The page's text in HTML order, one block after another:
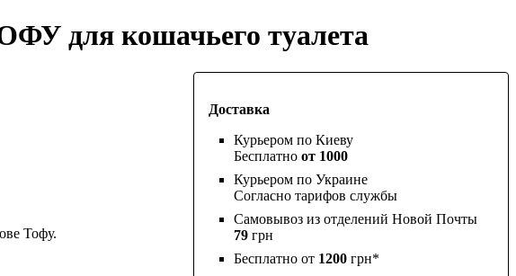
для кошачьего туалета
Доставка
Курьером по Киеву
Бесплатно от 1000
Курьером по Украине
Согласно тарифов службы
Самовывоз из отделений Новой Почты
79 грн
Бесплатно от 1200 грн*
Тофу.